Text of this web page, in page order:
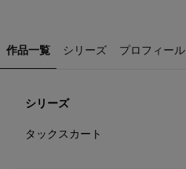
作品一覧 シリーズ プロフィール
シリーズ
タックスカート